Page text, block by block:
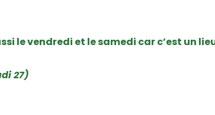
le vendredi et le samedi car c’est un
27)